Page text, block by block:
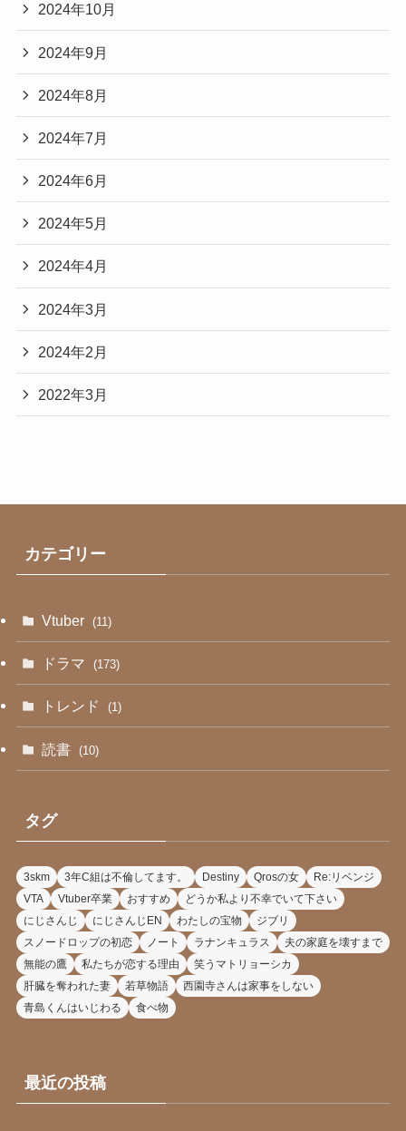
2024年10月
2024年9月
2024年8月
2024年7月
2024年6月
2024年5月
2024年4月
2024年3月
2024年2月
2022年3月
カテゴリー
Vtuber (11)
ドラマ (173)
トレンド (1)
読書 (10)
タグ
3skm 3年C組は不倫してます。 Destiny Qrosの女
Re:リベンジ
VTA
Vtuber卒業 おすすめ
どうか私より不幸でいて下さい
にじさんじ
にじさんじEN わたしの宝物
ジブリ
スノードロップの初恋
ノート ラナンキュラス
夫の家庭を壊すまで
無能の鷹
私たちが恋する理由
笑うマトリョーシカ
肝臓を奪われた妻
若草物語
西園寺さんは家事をしない
青島くんはいじわる
食べ物
最近の投稿